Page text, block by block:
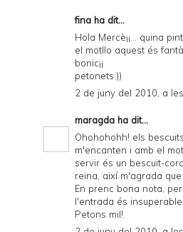
fina ha dit...
Hola Mercè¡¡... quina
el motllo aquest és
bonic¡¡
petonets:))
2 de juny del 2010, a
maragda ha dit...
Ohohohohh! els
m'encanten i amb el
servir és un bescuit-
reina, així m'agrada que
En prenc bona nota,
l'entrada és insuperable.
Petons mil!